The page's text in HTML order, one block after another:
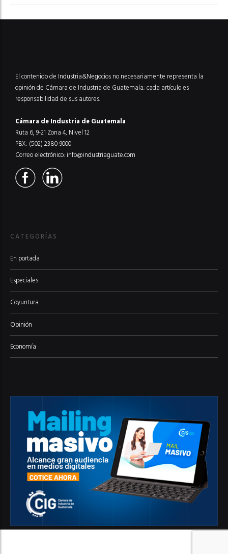
El contenido de Industria&Negocios no necesariamente representa la
opinión de Cámara de Industria de Guatemala; cada artículo es
responsabilidad de sus autores.
Cámara de Industria de Guatemala
Ruta 6, 9-21 Zona 4, Nivel 12
PBX: (502) 2380-9000
Correo electrónico: info@industriaguate.com
CATEGORÍAS
En portada
Especiales
Coyuntura
Opinión
Economía